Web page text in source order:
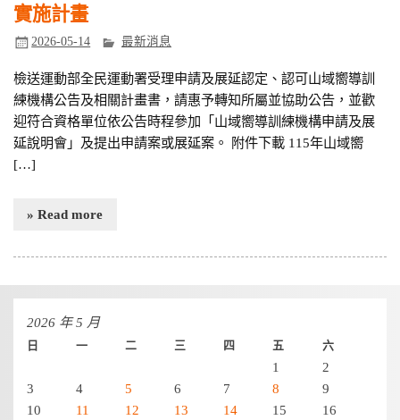
實施計畫
2026-05-14 最新消息
檢送運動部全民運動署受理申請及展延認定、認可山域嚮導訓
練機構公告及相關計畫書，請惠予轉知所屬並協助公告，並歡
迎符合資格單位依公告時程參加「山域嚮導訓練機構申請及展
延說明會」及提出申請案或展延案。 附件下載 115年山域嚮
[…]
» Read more
2026 年 5 月
日 一 二 三 四 五 六
1
2
3
4 5 6 7 8
9
10
11 12 13 14 15
16